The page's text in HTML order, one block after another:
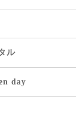
ル
day